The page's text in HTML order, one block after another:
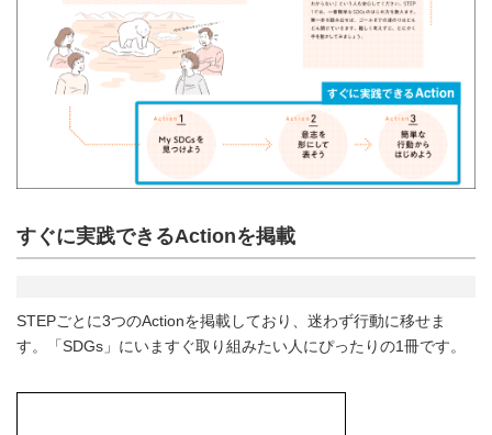
すぐに実践できるActionを掲載
STEPごとに3つのActionを掲載しており、迷わず行動に移せま
す。「SDGs」にいますぐ取り組みたい人にぴったりの1冊です。